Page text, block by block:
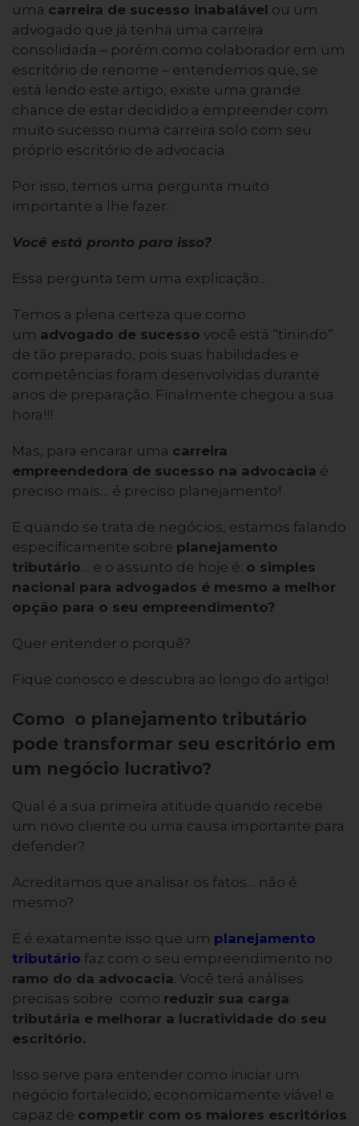
uma carreira de sucesso inabalável ou um
advogado que já tenha uma carreira
consolidada – porém como colaborador em um
escritório de renome – entendemos que, se
está lendo este artigo, existe uma grande
chance de estar decidido a empreender com
muito sucesso numa carreira solo com seu
próprio escritório de advocacia.
Por isso, temos uma pergunta muito
importante a lhe fazer:
Você está pronto para isso?
Essa pergunta tem uma explicação…
Temos a plena certeza que como
um advogado de sucesso você está “tinindo”
de tão preparado, pois suas habilidades e
competências foram desenvolvidas durante
anos de preparação. Finalmente chegou a sua
hora!!!
Mas, para encarar uma carreira
empreendedora de sucesso na advocacia é
preciso mais… é preciso planejamento!
E quando se trata de negócios, estamos falando
especificamente sobre planejamento
tributário… e o assunto de hoje é: o simples
nacional para advogados é mesmo a melhor
opção para o seu empreendimento?
Quer entender o porquê?
Fique conosco e descubra ao longo do artigo!
Como o planejamento tributário
pode transformar seu escritório em
um negócio lucrativo?
Qual é a sua primeira atitude quando recebe
um novo cliente ou uma causa importante para
defender?
Acreditamos que analisar os fatos… não é
mesmo?
E é exatamente isso que um planejamento
tributário faz com o seu empreendimento no
ramo do da advocacia. Você terá análises
precisas sobre como reduzir sua carga
tributária e melhorar a lucratividade do seu
escritório.
Isso serve para entender como iniciar um
negócio fortalecido, economicamente viável e
capaz de competir com os maiores escritórios